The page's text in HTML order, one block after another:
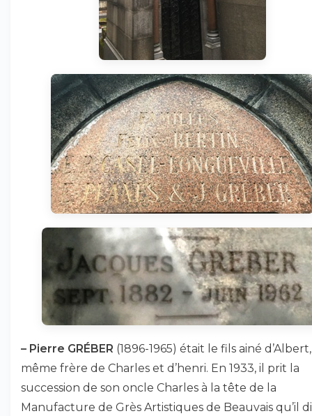
– Pierre GRÉBER (1896-1965) était le fils ainé
même frère de Charles et d’henri. En 1933, il prit la
succession de son oncle Charles à la tête de la
Manufacture de Grès Artistiques de Beauvais qu’il